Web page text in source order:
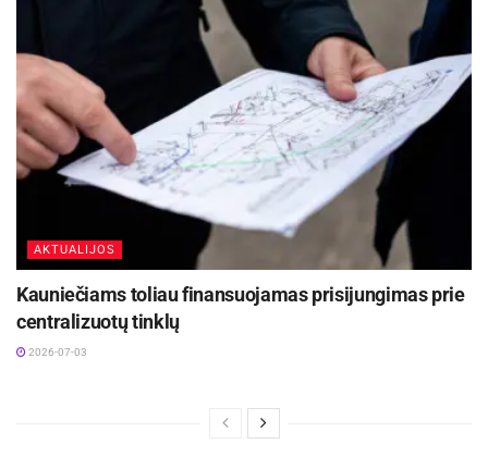
AKTUALIJOS
Kauniečiams toliau finansuojamas prisijungimas prie
centralizuotų tinklų
2026-07-03